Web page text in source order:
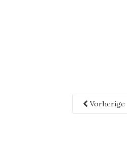
Vorherige